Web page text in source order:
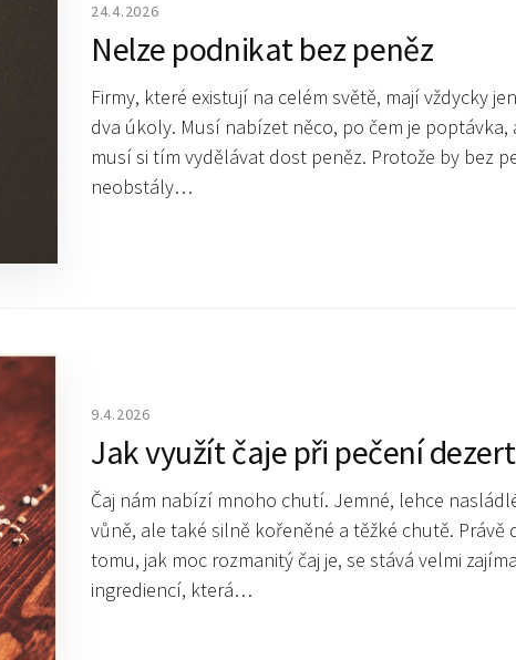
24.4.2026
Nelze podnikat bez peněz
Firmy, které existují na celém světě, mají vždycky
dva úkoly. Musí nabízet něco, po čem je poptávka,
musí si tím vydělávat dost peněz. Protože by bez
neobstály…
9.4.2026
Jak využít čaje při pečení
Čaj nám nabízí mnoho chutí. Jemné, lehce
vůně, ale také silně kořeněné a těžké chutě. Právě
tomu, jak moc rozmanitý čaj je, se stává velmi
ingrediencí, která…